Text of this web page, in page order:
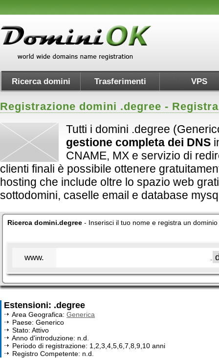
Ricerca domini Trasferimenti VPS
Registrazione domini .degree -
Tutti i domini .degree
gestione completa dei DNS
CNAME, MX e servizio di
clienti finali è possibile ottenere
hosting che include oltre lo spazio web
sottodomini, caselle email e database
Ricerca domini.degree - Inserisci il tuo nome e registra un
www.
Estensioni: .degree
Area Geografica: Generica
Paese: Generico
Stato: Attivo
Anno d'introduzione: n.d.
Periodo di registrazione: 1,2,3,4,5,6,7,8,9,10 anni
Registro Competente: n.d.